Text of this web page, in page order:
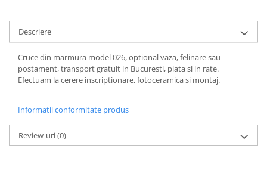
Descriere
Cruce din marmura model 026, optional vaza, felinare sau
postament, transport gratuit in Bucuresti, plata si in rate.
Efectuam la cerere inscriptionare, fotoceramica si montaj.
Informatii conformitate produs
Review-uri(0)